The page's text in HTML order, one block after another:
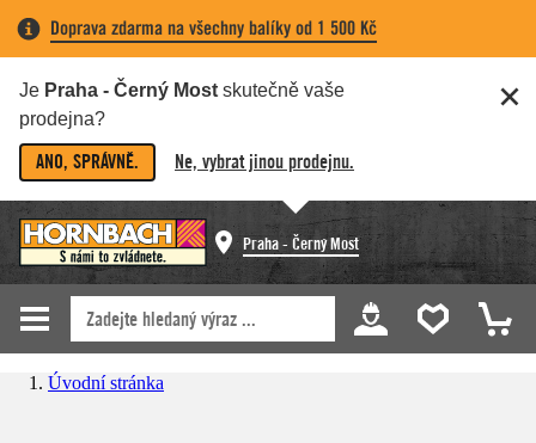
Doprava zdarma na všechny balíky od 1 500 Kč
Je Praha - Černý Most skutečně vaše
prodejna?
ANO, SPRÁVNĚ. Ne, vybrat jinou prodejnu.
Praha - Černý Most
Úvodní stránka